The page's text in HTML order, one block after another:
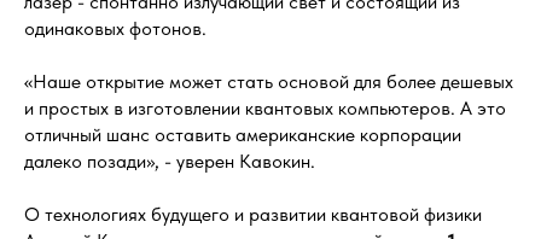
одинаковых фотонов.
«Наше открытие может стать основой для более дешевых
и простых в изготовлении квантовых компьютеров. А это
отличный шанс оставить американские корпорации
далеко позади», - уверен Кавокин.
О технологиях будущего и развитии квантовой физики